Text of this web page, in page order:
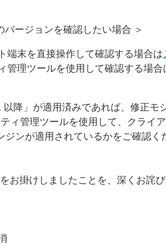
バージョンを確認したい場合 ＞
端末を直接操作して確認する場合は
管理ツールを使用して確認する場合
以降」が適用済みであれば、修正モ
ィ管理ツールを使用して、クライ
ジンが適用されているかをご確認く
お掛けしましたことを、深くお詫